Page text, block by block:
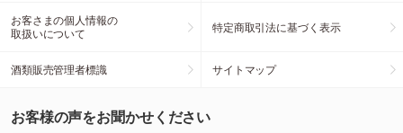
お客さまの個人情報の
取扱いについて
特定商取引法に基づく表示
酒類販売管理者標識 サイトマップ
お客様の声をお聞かせください